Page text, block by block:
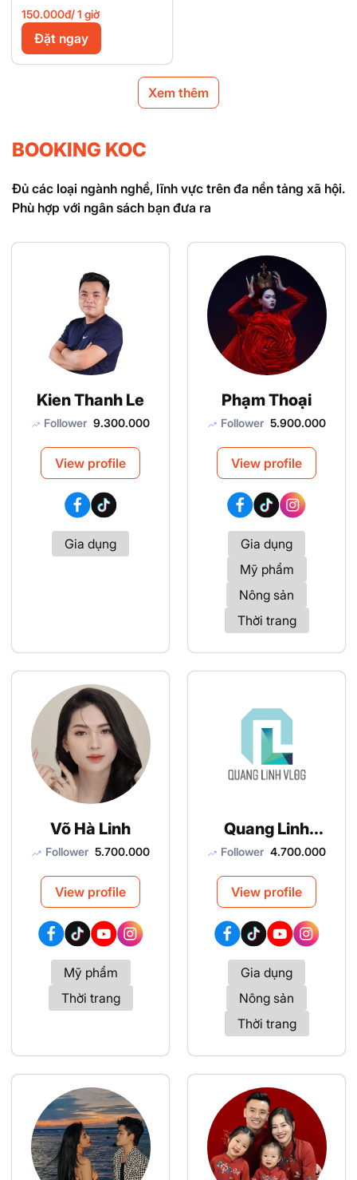
150.000đ/ 1 giờ
Đặt ngay
Xem thêm
BOOKING KOC
Đủ các loại ngành nghề, lĩnh vực trên đa nền tảng xã hội.
Phù hợp với ngân sách bạn đưa ra
Kien Thanh Le
Follower 9.300.000
View profile
Gia dụng
Phạm Thoại
Follower 5.900.000
View profile
Gia dụng
Mỹ phẩm
Nông sản
Thời trang
Võ Hà Linh
Follower 5.700.000
View profile
Mỹ phẩm
Thời trang
Quang Linh
Vlogs
Follower 4.700.000
View profile
Gia dụng
Nông sản
Thời trang